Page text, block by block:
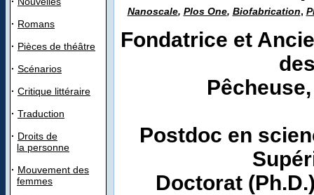
· Romans
· Pièces de théâtre
· Scénarios
· Critique littéraire
· Traduction
· Droits de
la personne
· Mouvement des
femmes
Nanoscale, Plos One, Biofabrication,
Fondatrice et
Pê
Postdoc en
Doctorat